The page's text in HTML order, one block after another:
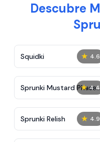
Descubre
★ 4.6
Squidki
★ 4.4
Sprunki Mustard Phase
2
★ 4.9
Sprunki Relish